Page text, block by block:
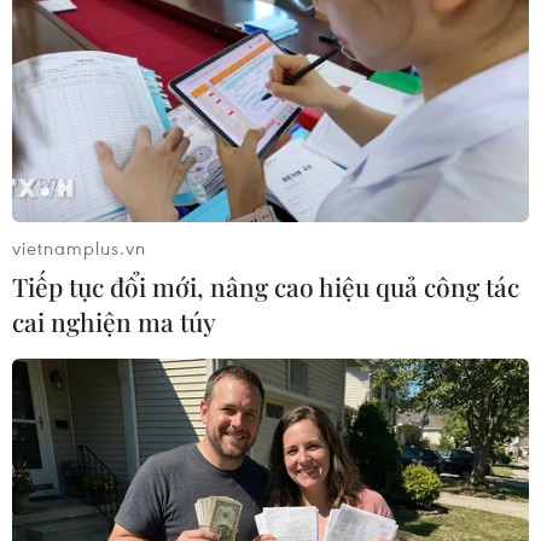
TIN LIÊN QUAN
vietnamplus.vn
Tiếp tục đổi mới, nâng cao hiệu quả công tác
cai nghiện ma túy